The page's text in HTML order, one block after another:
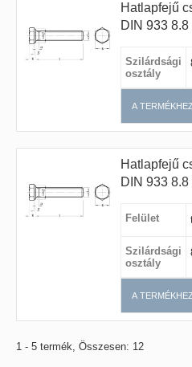
Hatlapfejű
DIN 933 8.8
Szilárdsági
osztály
A TERMÉKHEZ
Hatlapfejű
DIN 933
Felület
Szilárdsági
osztály
A TERMÉKHEZ
1 - 5 termék, Összesen: 12